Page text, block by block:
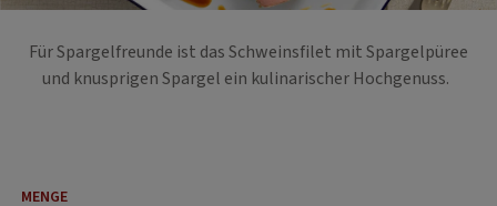
Für Spargelfreunde ist das Schweinsfilet mit Spargelpüree
und knusprigen Spargel ein kulinarischer Hochgenuss.